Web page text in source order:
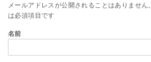
メールアドレスが公開されることはありません。
は必須項目です
名前